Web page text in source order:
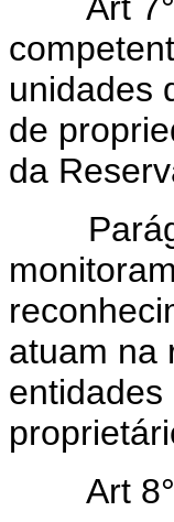
unidades
de
da
atuam na
Art